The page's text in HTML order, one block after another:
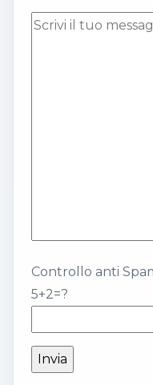
Controllo anti
5+2=?
Invia